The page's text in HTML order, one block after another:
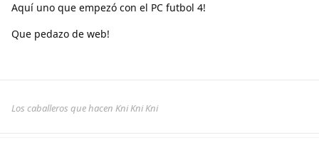
Aquí uno que empezó con el PC futbol 4!
Que pedazo de web!
Los caballeros que hacen Kni Kni Kni